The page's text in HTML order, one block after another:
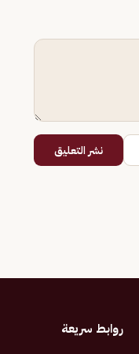
نشر التعليق
روابط سريعة